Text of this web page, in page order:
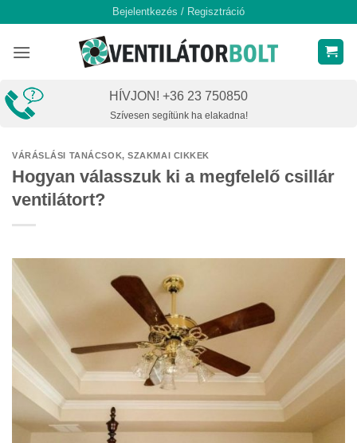
content
Bejelentkezés / Regisztráció
HÍVJON! +36 23 750850
Szívesen segítünk ha elakadna!
VÁRÁSLÁSI TANÁCSOK, SZAKMAI CIKKEK
Hogyan válasszuk ki a megfelelő csillár
ventilátort?